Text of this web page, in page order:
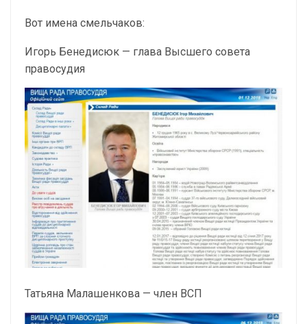
Вот имена смельчаков:
Игорь Бенедисюк — глава Высшего совета
правосудия
Татьяна Малашенкова — член ВСП